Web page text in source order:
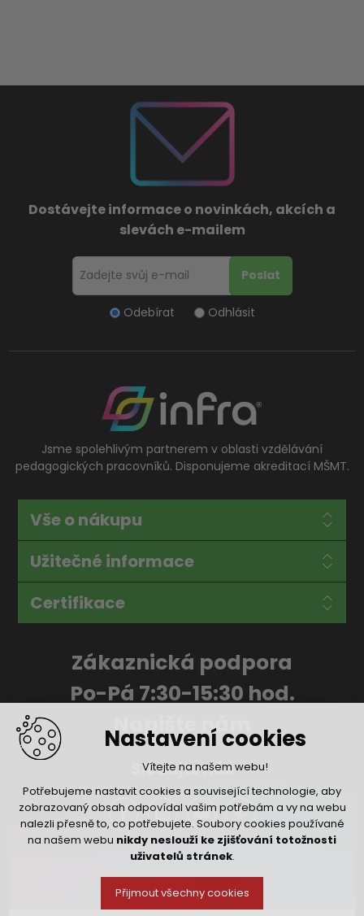
Nastavení cookies
Vítejte na našem webu!
Potřebujeme nastavit cookies a související technologie, aby
zobrazovaný obsah odpovídal vašim potřebám a vy na webu
nalezli přesně to, co potřebujete. Soubory cookies používané
na našem webu nikdy neslouží ke zjišťování totožnosti
uživatelů stránek.
Přijmout všechny cookies
Dostávejte informace o novinkách, akcích a
slevách e-mailem
Odebírat Odhlásit
Jsme spolehlivým partnerem v oblasti vzdělávání
pedagogických pracovníků. Disponujeme akreditací MŠMT.
Vše o nákupu
Užitečné informace
Certifikace
Zákaznická podpora
Po-Pá 7:30-15:30 hod.
Napište nám
Sledujte nás